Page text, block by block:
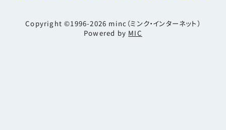
Copyright ©1996-2026 minc（ミンク・インターネット）
Powered by MIC